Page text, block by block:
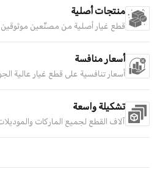
منتجات أصلية
قطع غيار أصلية من مصنّعين موثوقين
أسعار منافسة
أسعار تنافسية على قطع غيار عالية
تشكيلة واسعة
آلاف القطع لجميع الماركات